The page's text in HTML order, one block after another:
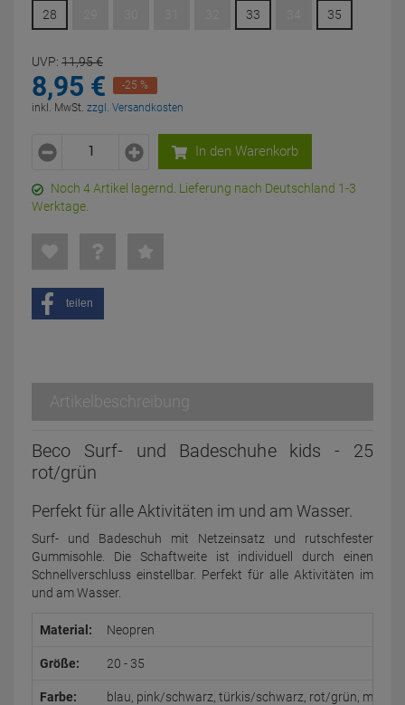
28 33 35
UVP: 11,95€
8,95 €
-25 %
inkl. MwSt. zzgl. Versandkosten
In den Warenkorb
Noch 4 Artikel lagernd. Lieferung nach Deutschland 1-3
Werktage.
teilen
Artikelbeschreibung
Beco Surf- und Badeschuhe kids - 25
rot/grün
Perfekt für alle Aktivitäten im und am Wasser.
Surf- und Badeschuh mit Netzeinsatz und rutschfester
Gummisohle. Die Schaftweite ist individuell durch einen
Schnellverschluss einstellbar. Perfekt für alle Aktivitäten im
und am Wasser.
Material: Neopren
Größe: 20 - 35
Farbe: blau, pink/schwarz, türkis/schwarz, rot/grün,